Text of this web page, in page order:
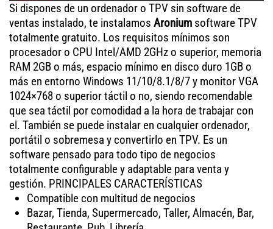
Si dispones de un ordenador o TPV sin software de
ventas instalado, te instalamos Aronium software TPV
totalmente gratuito. Los requisitos mínimos son
procesador o CPU Intel/AMD 2GHz o superior, memoria
RAM 2GB o más, espacio mínimo en disco duro 1GB o
más en entorno Windows 11/10/8.1/8/7 y monitor VGA
1024×768 o superior táctil o no, siendo recomendable
que sea táctil por comodidad a la hora de trabajar con
el. También se puede instalar en cualquier ordenador,
portátil o sobremesa y convertirlo en TPV. Es un
software pensado para todo tipo de negocios
totalmente configurable y adaptable para venta y
gestión. PRINCIPALES CARACTERÍSTICAS
Compatible con multitud de negocios
Bazar, Tienda, Supermercado, Taller, Almacén, Bar,